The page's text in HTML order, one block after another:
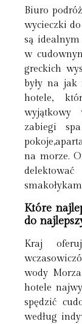
Biuro
wycieczki
są
w
greckich
były na jak
hotele,
wyjątkowy
zabiegi
na morze.
Które
do
Kraj
wody
hotele
spędzić
według